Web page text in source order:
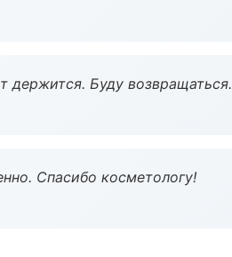
держится. Буду возвращаться.
Спасибо косметологу!